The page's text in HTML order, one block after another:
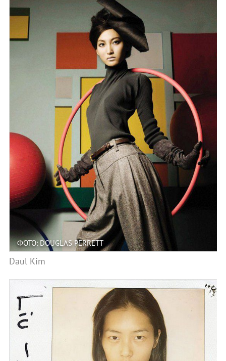
ФОТО: DOUGLAS PERRETT
Daul Kim